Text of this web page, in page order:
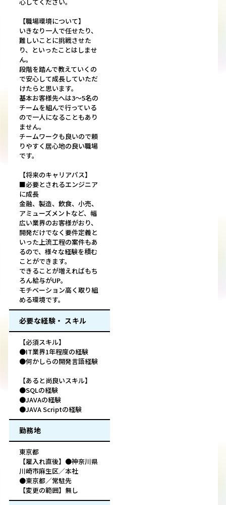
心してください。
【職場環境について】
いきなり一人で任せたり、
難しいことに挑戦させた
り、といったことはしませ
ん。
段階を踏んで教えていくの
で安心して成長していただ
けたらと思います。
基本お客様先へは3～5名の
チームを組んで行っている
ので一人になることもあり
ません。
チームワークも良いので頼
りやすく居心地の良い職場
です。
【将来のキャリアパス】
■必要とされるエンジニア
に成長
金融、製造、飲食、小売、
アミューズメントなど、幅
広い業界のお客様がおり、
開発だけでなく要件定義と
いった上流工程の案件もあ
るので、様々な経験を積む
ことができます。
できることが増えればもち
ろん給与がUP。
モチベーション高く取り組
める環境です。
必要な経験・ スキル
【必須スキル】
●IT業界1年程度の経験
●何かしらの開発言語経験
【あると尚良いスキル】
●SQLの経験
●JAVAの経験
●JAVA Scriptの経験
勤務地
東京都
【雇入れ直後】●神奈川県
川崎市麻生区／本社
●東京都／常駐先
【変更の範囲】無し